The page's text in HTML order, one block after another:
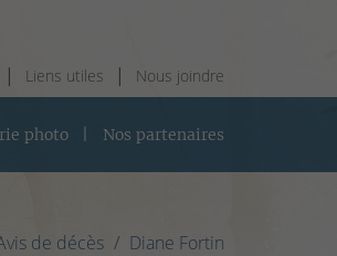
Liens utiles Nous joindre
photo Nos partenaires
de décès Diane Fortin